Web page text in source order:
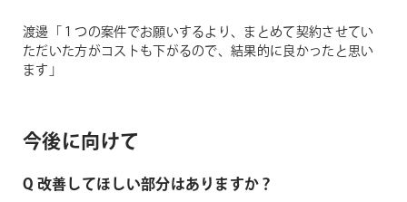
渡邊「１つの案件でお願いするより、まとめて契約させてい
ただいた方がコストも下がるので、結果的に良かったと思い
ます」
今後に向けて
Q 改善してほしい部分はありますか？